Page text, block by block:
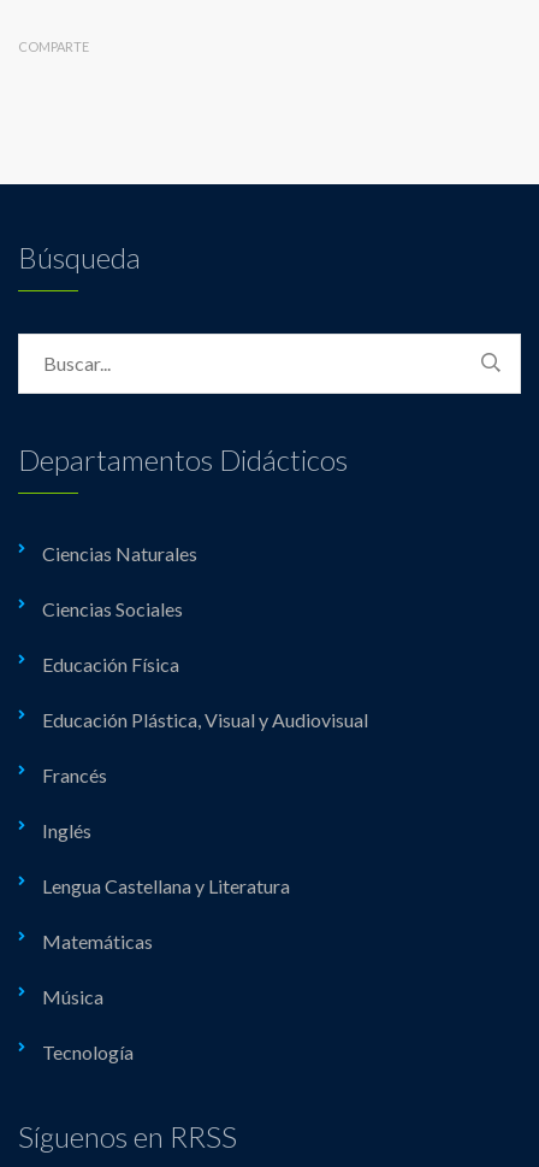
COMPARTE
Búsqueda
Departamentos Didácticos
Ciencias Naturales
Ciencias Sociales
Educación Física
Educación Plástica, Visual y Audiovisual
Francés
Inglés
Lengua Castellana y Literatura
Matemáticas
Música
Tecnología
Síguenos en RRSS